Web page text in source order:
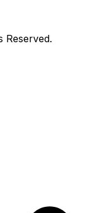
Reserved.